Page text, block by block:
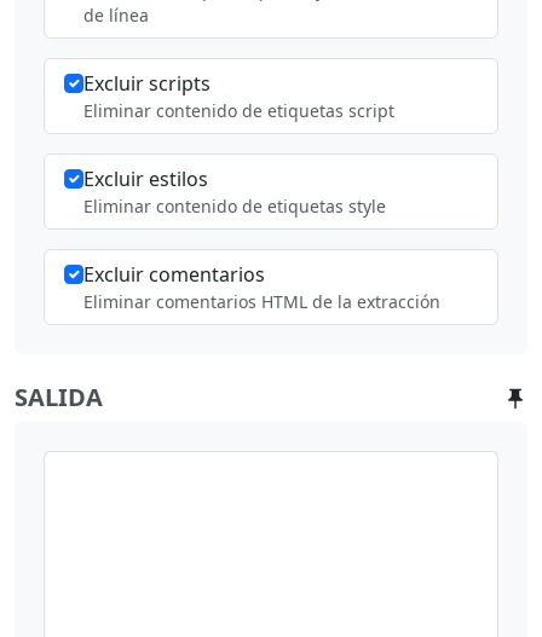
de línea
Excluir scripts
Eliminar contenido de etiquetas script
Excluir estilos
Eliminar contenido de etiquetas style
Excluir comentarios
Eliminar comentarios HTML de la extracción
SALIDA